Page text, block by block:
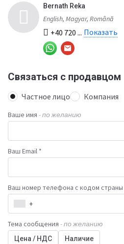
Bernath Reka
English, Magyar, Română
+40 720 ... Показать
Связаться с продавцом
Частное лицо Компания
Ваше имя - по желанию
Ваш Email *
Ваш номер телефона с кодом страны
+
Тема сообщения - по желанию
Цена / НДС Наличие